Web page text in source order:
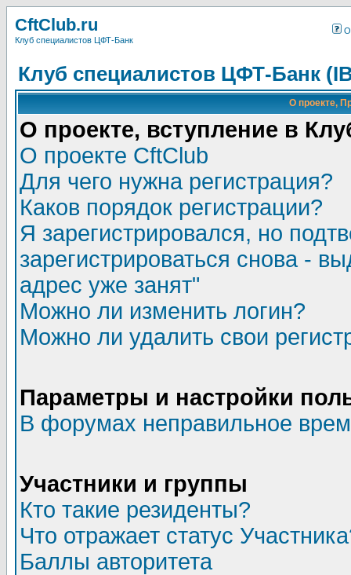
CftClub.ru
Клуб специалистов ЦФТ-Банк
О
Клуб специалистов ЦФТ-Банк
О проекте,
О проекте, вступление в
О проекте CftClub
Для чего нужна регистрация?
Каков порядок регистрации?
Я зарегистрировался, но
зарегистрироваться снова -
адрес уже занят"
Можно ли изменить логин?
Можно ли удалить свои
Параметры и настройки
В форумах неправильное
Участники и группы
Кто такие резиденты?
Что отражает статус
Баллы авторитета